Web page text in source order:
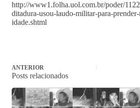
http://www1.folha.uol.com.br/poder/
ditadura-usou-laudo-militar-para-
idade.shtml
ANTERIOR
Posts relacionados